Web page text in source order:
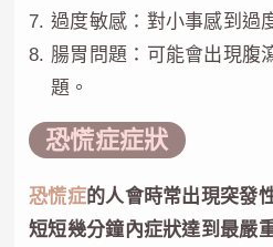
過度敏感：對小事感到過
腸胃問題：可能會出現腹
題。
恐慌症症狀
恐慌症的人會時常出現突發
短短幾分鐘內症狀達到最嚴